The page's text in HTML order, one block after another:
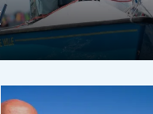
van de dag: Theo van